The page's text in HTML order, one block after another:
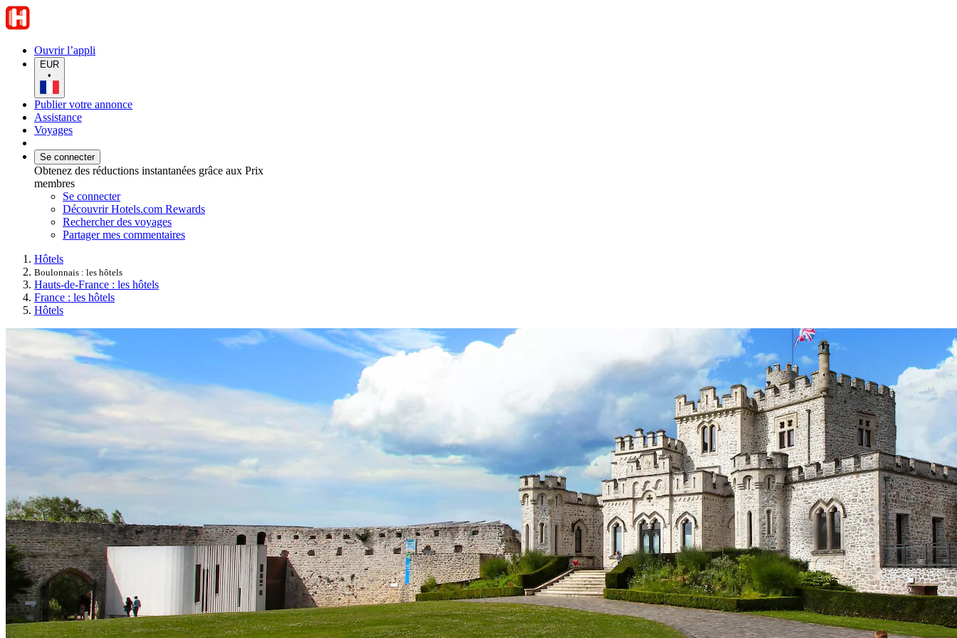
Ouvrir l’appli
EUR
•
Publier votre annonce
Assistance
Voyages
Se connecter
Obtenez des réductions instantanées grâce aux Prix
membres
Se connecter
Découvrir Hotels.com Rewards
Rechercher des voyages
Partager mes commentaires
Hôtels
Boulonnais : les hôtels
Hauts-de-France : les hôtels
France : les hôtels
Hôtels